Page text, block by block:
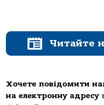
Читайте
Хочете повідомити
на електронну адресу